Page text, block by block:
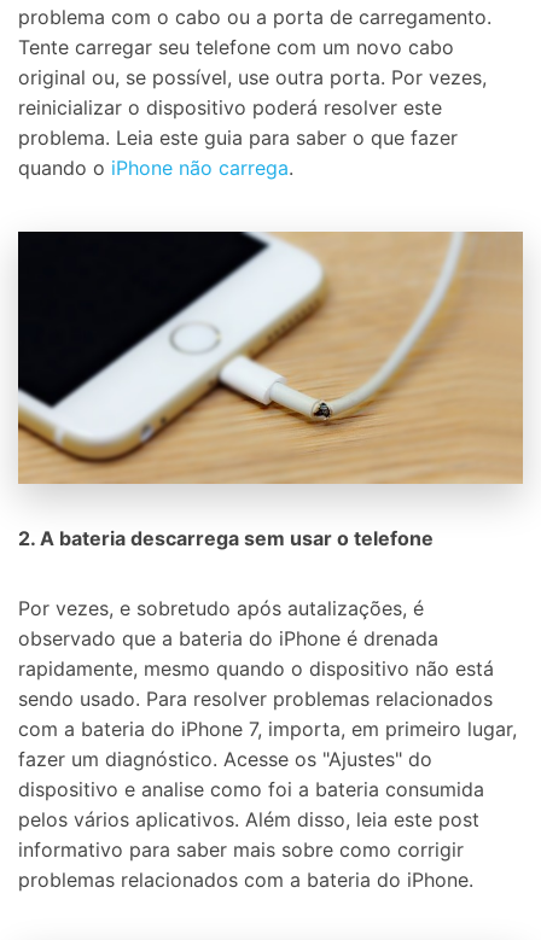
problema com o cabo ou a porta de carregamento.
Tente carregar seu telefone com um novo cabo
original ou, se possível, use outra porta. Por vezes,
reinicializar o dispositivo poderá resolver este
problema. Leia este guia para saber o que fazer
quando o iPhone não carrega.
2. A bateria descarrega sem usar o telefone
Por vezes, e sobretudo após autalizações, é
observado que a bateria do iPhone é drenada
rapidamente, mesmo quando o dispositivo não está
sendo usado. Para resolver problemas relacionados
com a bateria do iPhone 7, importa, em primeiro lugar,
fazer um diagnóstico. Acesse os "Ajustes" do
dispositivo e analise como foi a bateria consumida
pelos vários aplicativos. Além disso, leia este post
informativo para saber mais sobre como corrigir
problemas relacionados com a bateria do iPhone.